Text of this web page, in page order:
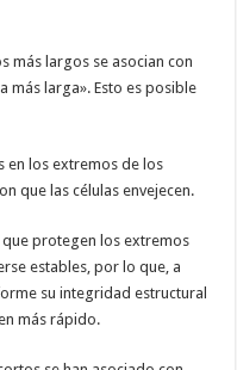
más largos se asocian con
más larga». Esto es posible
en los extremos de los
que las células envejecen.
protegen los extremos
estables, por lo que, a
su integridad estructural
más rápido.